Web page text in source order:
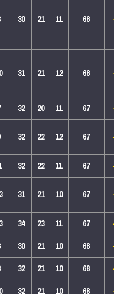
30 21 11 66
31 21 12 66
32 20 11 67
32 22 12 67
32 22 11 67
31 21 10 67
34 23 11 67
30 21 10 68
32 21 10 68